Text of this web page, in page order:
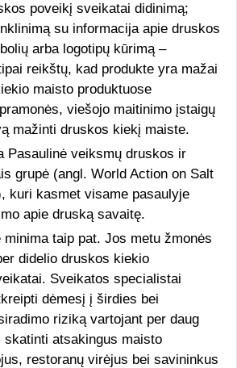
poveikį sveikatai didinimą;
su informacija apie druskos
arba logotipų kūrimą –
reikštų, kad produkte yra mažai
maisto produktuose
viešojo maitinimo įstaigų
mažinti druskos kiekį maiste.
Pasaulinė veiksmų druskos ir
grupė (angl. World Action on Salt
kuri kasmet visame pasaulyje
apie druską savaitę.
taip pat. Jos metu žmonės
didelio druskos kiekio
Sveikatos specialistai
dėmesį į širdies bei
riziką vartojant per daug
atsakingus maisto
restoranų virėjus bei savininkus